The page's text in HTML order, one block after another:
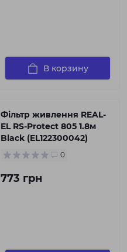
В корзину
Фільтр живлення REAL-
EL RS-Protect 805 1.8м
Black (EL122300042)
0
773 грн